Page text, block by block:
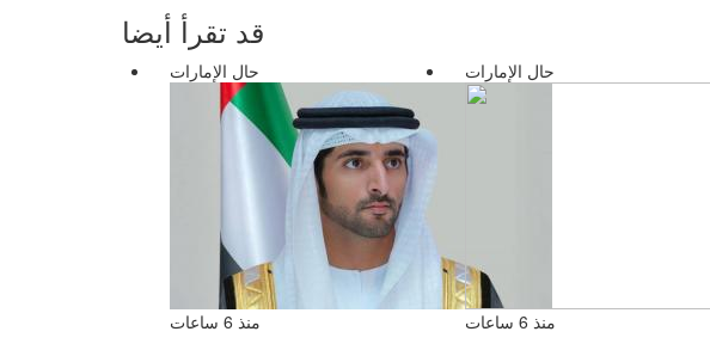
قد تقرأ أيضا
حال الإمارات
منذ 6 ساعات
حال الإمارات
منذ 6 ساعات